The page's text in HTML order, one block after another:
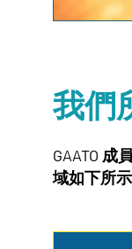
我們
GAATO
域如下所示